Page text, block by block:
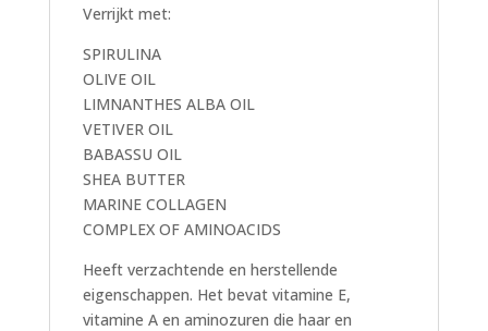
Verrijkt met:
SPIRULINA
OLIVE OIL
LIMNANTHES ALBA OIL
VETIVER OIL
BABASSU OIL
SHEA BUTTER
MARINE COLLAGEN
COMPLEX OF AMINOACIDS
Heeft verzachtende en herstellende
eigenschappen. Het bevat vitamine E,
vitamine A en aminozuren die haar en